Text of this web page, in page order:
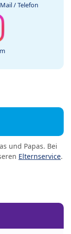
/ Telefon
und Papas. Bei
Elternservice.